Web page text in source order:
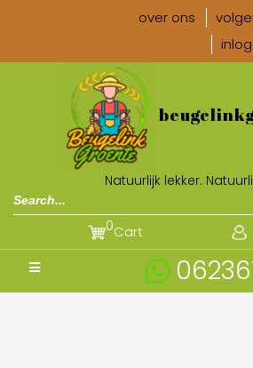
over ons
Natuurlijk lekker.
Cart
0